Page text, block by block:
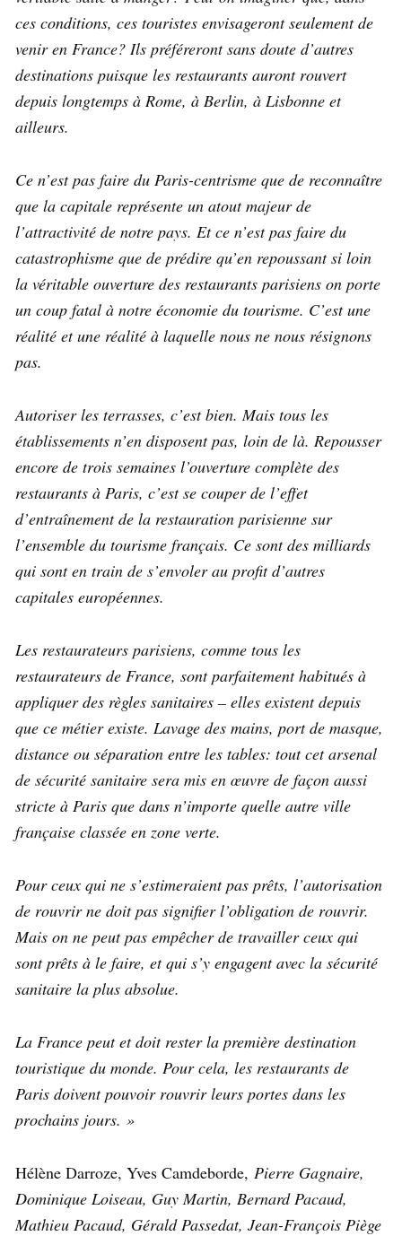
ces conditions, ces touristes envisageront seulement de
venir en France? Ils préféreront sans doute d’autres
destinations puisque les restaurants auront rouvert
depuis longtemps à Rome, à Berlin, à Lisbonne et
ailleurs.
Ce n’est pas faire du Paris-centrisme que de reconnaître
que la capitale représente un atout majeur de
l’attractivité de notre pays. Et ce n’est pas faire du
catastrophisme que de prédire qu’en repoussant si loin
la véritable ouverture des restaurants parisiens on porte
un coup fatal à notre économie du tourisme. C’est une
réalité et une réalité à laquelle nous ne nous résignons
pas.
Autoriser les terrasses, c’est bien. Mais tous les
établissements n’en disposent pas, loin de là. Repousser
encore de trois semaines l’ouverture complète des
restaurants à Paris, c’est se couper de l’effet
d’entraînement de la restauration parisienne sur
l’ensemble du tourisme français. Ce sont des milliards
qui sont en train de s’envoler au profit d’autres
capitales européennes.
Les restaurateurs parisiens, comme tous les
restaurateurs de France, sont parfaitement habitués à
appliquer des règles sanitaires – elles existent depuis
que ce métier existe. Lavage des mains, port de masque,
distance ou séparation entre les tables: tout cet arsenal
de sécurité sanitaire sera mis en œuvre de façon aussi
stricte à Paris que dans n’importe quelle autre ville
française classée en zone verte.
Pour ceux qui ne s’estimeraient pas prêts, l’autorisation
de rouvrir ne doit pas signifier l’obligation de rouvrir.
Mais on ne peut pas empêcher de travailler ceux qui
sont prêts à le faire, et qui s’y engagent avec la sécurité
sanitaire la plus absolue.
La France peut et doit rester la première destination
touristique du monde. Pour cela, les restaurants de
Paris doivent pouvoir rouvrir leurs portes dans les
prochains jours. »
Hélène Darroze, Yves Camdeborde, Pierre Gagnaire,
Dominique Loiseau, Guy Martin, Bernard Pacaud,
Mathieu Pacaud, Gérald Passedat, Jean-François Piège